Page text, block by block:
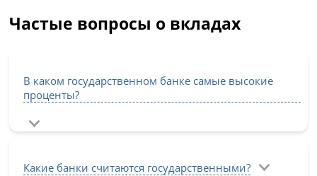
Частые вопросы о вкладах
В каком государственном банке самые высокие
проценты?
Какие банки считаются государственными?